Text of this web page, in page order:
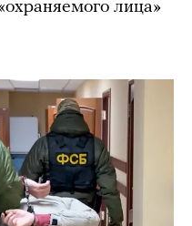
лица»